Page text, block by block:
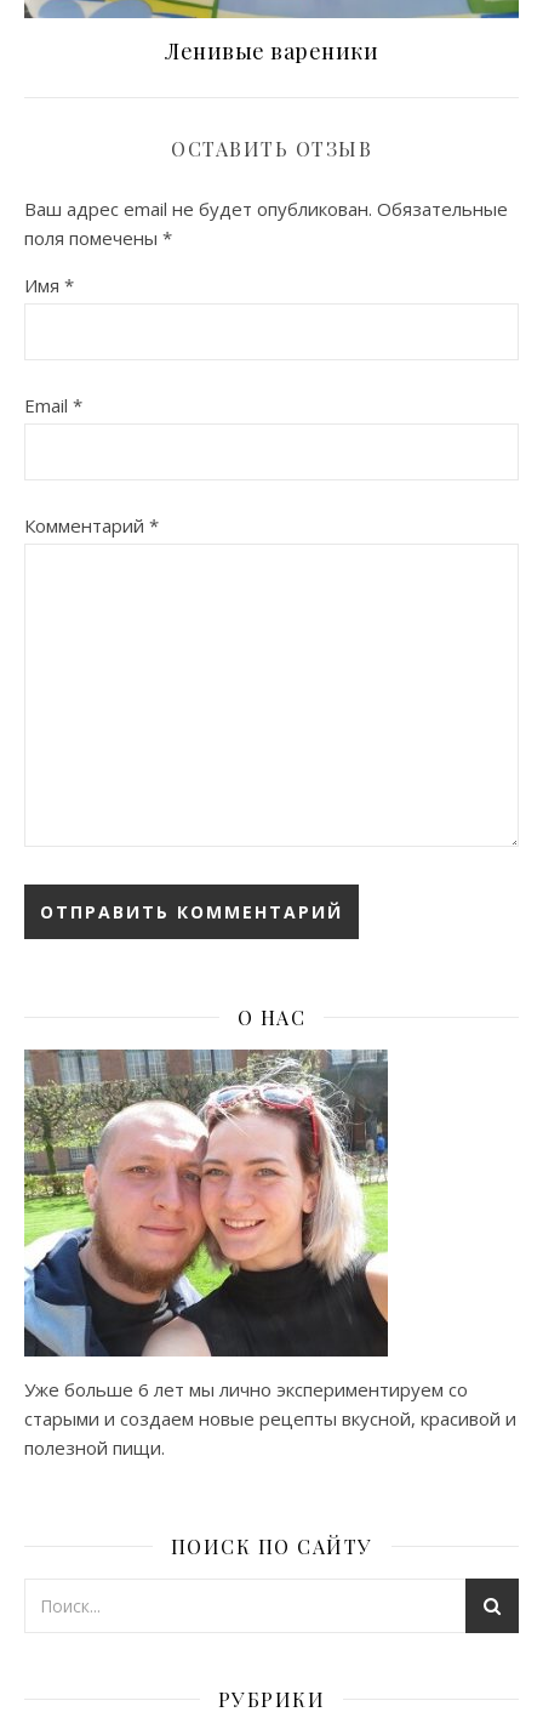
Ленивые вареники
ОСТАВИТЬ ОТЗЫВ
Ваш адрес email не будет опубликован. Обязательные
поля помечены *
Имя *
Email *
Комментарий *
О НАС
Уже больше 6 лет мы лично экспериментируем со
старыми и создаем новые рецепты вкусной, красивой и
полезной пищи.
ПОИСК ПО САЙТУ
РУБРИКИ